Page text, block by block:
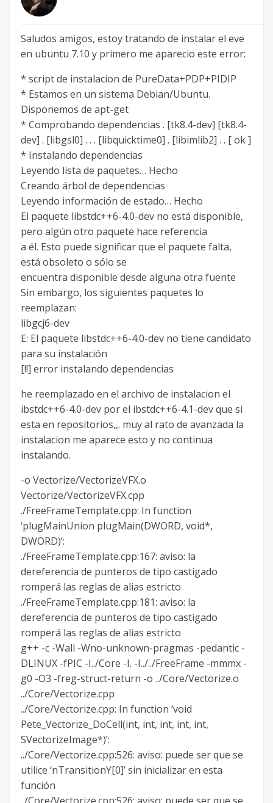
Saludos amigos, estoy tratando de instalar el eve
en ubuntu 7.10 y primero me aparecio este error:
* script de instalacion de PureData+PDP+PIDIP
* Estamos en un sistema Debian/Ubuntu.
Disponemos de apt-get
* Comprobando dependencias . [tk8.4-dev] [tk8.4-
dev] . [libgsl0] . . . [libquicktime0] . [libimlib2] . . [ ok ]
* Instalando dependencias
Leyendo lista de paquetes… Hecho
Creando árbol de dependencias
Leyendo información de estado… Hecho
El paquete libstdc++6-4.0-dev no está disponible,
pero algún otro paquete hace referencia
a él. Esto puede significar que el paquete falta,
está obsoleto o sólo se
encuentra disponible desde alguna otra fuente
Sin embargo, los siguientes paquetes lo
reemplazan:
libgcj6-dev
E: El paquete libstdc++6-4.0-dev no tiene candidato
para su instalación
[!!] error instalando dependencias
he reemplazado en el archivo de instalacion el
ibstdc++6-4.0-dev por el ibstdc++6-4.1-dev que si
esta en repositorios,,. muy al rato de avanzada la
instalacion me aparece esto y no continua
instalando.
-o Vectorize/VectorizeVFX.o
Vectorize/VectorizeVFX.cpp
./FreeFrameTemplate.cpp: In function
‘plugMainUnion plugMain(DWORD, void*,
DWORD)’:
./FreeFrameTemplate.cpp:167: aviso: la
dereferencia de punteros de tipo castigado
romperá las reglas de alias estricto
./FreeFrameTemplate.cpp:181: aviso: la
dereferencia de punteros de tipo castigado
romperá las reglas de alias estricto
g++ -c -Wall -Wno-unknown-pragmas -pedantic -
DLINUX -fPIC -I../Core -I. -I../../FreeFrame -mmmx -
g0 -O3 -freg-struct-return -o ../Core/Vectorize.o
../Core/Vectorize.cpp
../Core/Vectorize.cpp: In function ‘void
Pete_Vectorize_DoCell(int, int, int, int, int,
SVectorizeImage*)’:
../Core/Vectorize.cpp:526: aviso: puede ser que se
utilice ‘nTransitionY[0]’ sin inicializar en esta
función